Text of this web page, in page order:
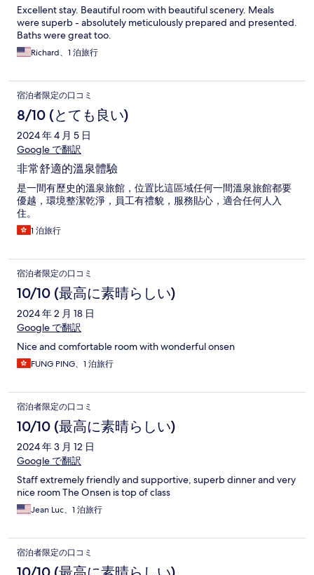
Excellent stay. Beautiful room with beautiful scenery. Meals
were superb - absolutely meticulously prepared and presented.
Baths were great too.
Richard、1 泊旅行
宿泊者限定の口コミ
8/10 (とても良い)
2024 年 4 月 5 日
Google で翻訳
非常舒適的溫泉體驗
是一間有歷史的溫泉旅館，位置比這區域任何一間溫泉旅館都要
優越，環境整潔乾淨，員工有禮貌，服務貼心，適合任何人入
住。
1 泊旅行
宿泊者限定の口コミ
10/10 (最高に素晴らしい)
2024 年 2 月 18 日
Google で翻訳
Nice and comfortable room with wonderful onsen
FUNG PING、1 泊旅行
宿泊者限定の口コミ
10/10 (最高に素晴らしい)
2024 年 3 月 12 日
Google で翻訳
Staff extremely friendly and supportive, superb dinner and very
nice room The Onsen is top of class
Jean Luc、1 泊旅行
宿泊者限定の口コミ